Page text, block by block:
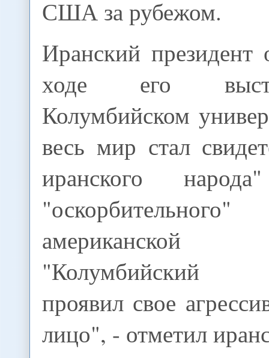
США за рубежом.
Иранский президент
ходе его
Колумбийском
весь мир стал
иранского
"Колумбийский
проявил свое
лицо", - отметил